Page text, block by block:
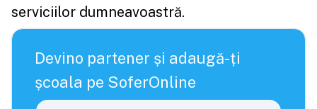
serviciilor dumneavoastră.
Devino partener și adaugă-ți
școala pe SoferOnline